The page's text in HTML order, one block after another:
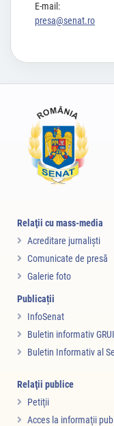
E-mail:
presa@senat.ro
Relaţii cu mass-media
Acreditare jurnalişti
Comunicate de presă
Galerie foto
Publicații
InfoSenat
Buletin informativ GRUI
Buletin Informativ al
Relaţii publice
Petiţii
Acces la informaţii